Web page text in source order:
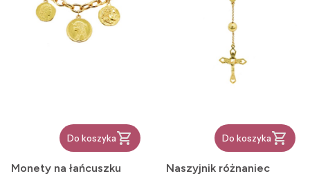
Do koszyka
Monety na łańcuszku
Do koszyka
Naszyjnik różnaniec